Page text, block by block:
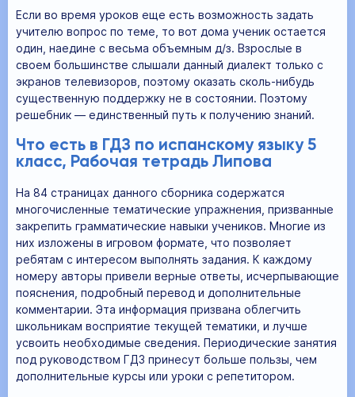
Если во время уроков еще есть возможность задать
учителю вопрос по теме, то вот дома ученик остается
один, наедине с весьма объемным д/з. Взрослые в
своем большинстве слышали данный диалект только с
экранов телевизоров, поэтому оказать сколь-нибудь
существенную поддержку не в состоянии. Поэтому
решебник — единственный путь к получению знаний.
Что есть в ГДЗ по испанскому языку 5
класс, Рабочая тетрадь Липова
На 84 страницах данного сборника содержатся
многочисленные тематические упражнения, призванные
закрепить грамматические навыки учеников. Многие из
них изложены в игровом формате, что позволяет
ребятам с интересом выполнять задания. К каждому
номеру авторы привели верные ответы, исчерпывающие
пояснения, подробный перевод и дополнительные
комментарии. Эта информация призвана облегчить
школьникам восприятие текущей тематики, и лучше
усвоить необходимые сведения. Периодические занятия
под руководством ГДЗ принесут больше пользы, чем
дополнительные курсы или уроки с репетитором.